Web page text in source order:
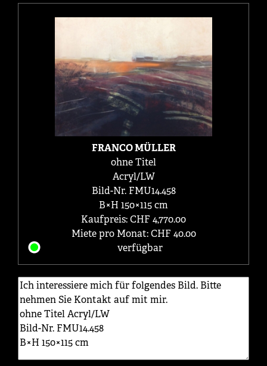
FRANCO MÜLLER
ohne Titel
Acryl/LW
Bild-Nr. FMU14.458
B×H 150×115 cm
Kaufpreis: CHF 4,770.00
Miete pro Monat: CHF 40.00
verfügbar